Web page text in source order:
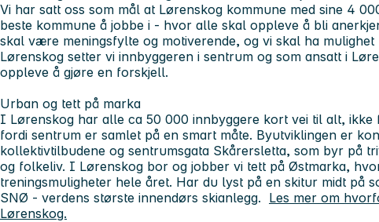
Vi har satt oss som mål at Lørenskog kommune med sine 4
beste kommune å jobbe i - hvor alle skal oppleve å bli
skal være meningsfylte og motiverende, og vi skal ha
Lørenskog setter vi innbyggeren i sentrum og som ansatt i
oppleve å gjøre en forskjell.
Urban og tett på marka
I Lørenskog har alle ca 50 000 innbyggere kort vei til alt, ikke
fordi sentrum er samlet på en smart måte. Byutviklingen er
kollektivtilbudene og sentrumsgata Skårersletta, som byr på
og folkeliv. I Lørenskog bor og jobber vi tett på Østmarka,
treningsmuligheter hele året. Har du lyst på en skitur midt på
SNØ - verdens største innendørs skianlegg. Les mer om
Lørenskog.